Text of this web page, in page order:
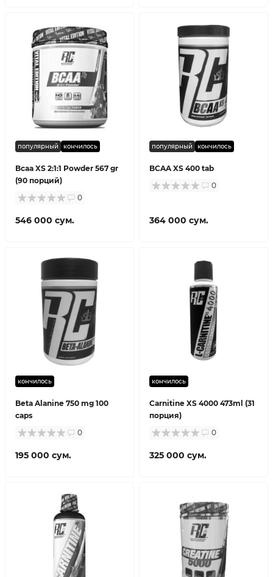
популярный кончилось
Bcaa XS 2:1:1 Powder 567 gr
(90 порций)
0
546 000 сум.
популярный кончилось
BCAA XS 400 tab
0
364 000 сум.
кончилось
Beta Alanine 750 mg 100
caps
0
195 000 сум.
кончилось
Carnitine XS 4000 473ml (31
порция)
0
325 000 сум.